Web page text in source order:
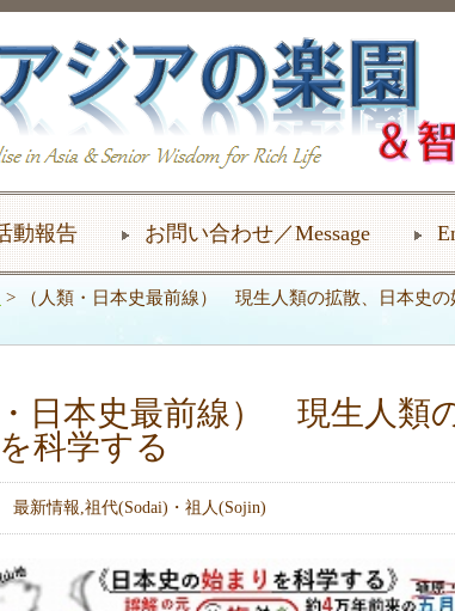
動報告 お問い合わせ／Message
> （人類・日本史最前線） 現生人類の拡散、日本史の
・日本史最前線） 現生人類
科学する
最新情報,祖代(Sodai)・祖人(Sojin)